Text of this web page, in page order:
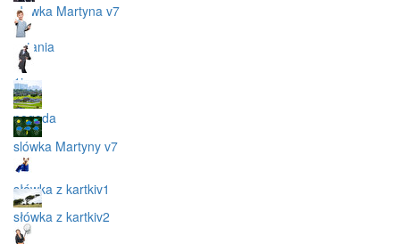
słuwka Martyna v7
pytania
1j
pogoda
slówka Martyny v7
słówka z kartkiv1
słówka z kartkiv2